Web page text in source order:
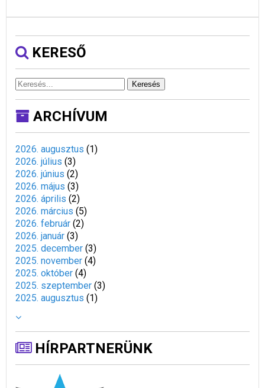
KERESŐ
Keresés
ARCHÍVUM
2026. augusztus (1)
2026. július (3)
2026. június (2)
2026. május (3)
2026. április (2)
2026. március (5)
2026. február (2)
2026. január (3)
2025. december (3)
2025. november (4)
2025. október (4)
2025. szeptember (3)
2025. augusztus (1)
HÍRPARTNERÜNK